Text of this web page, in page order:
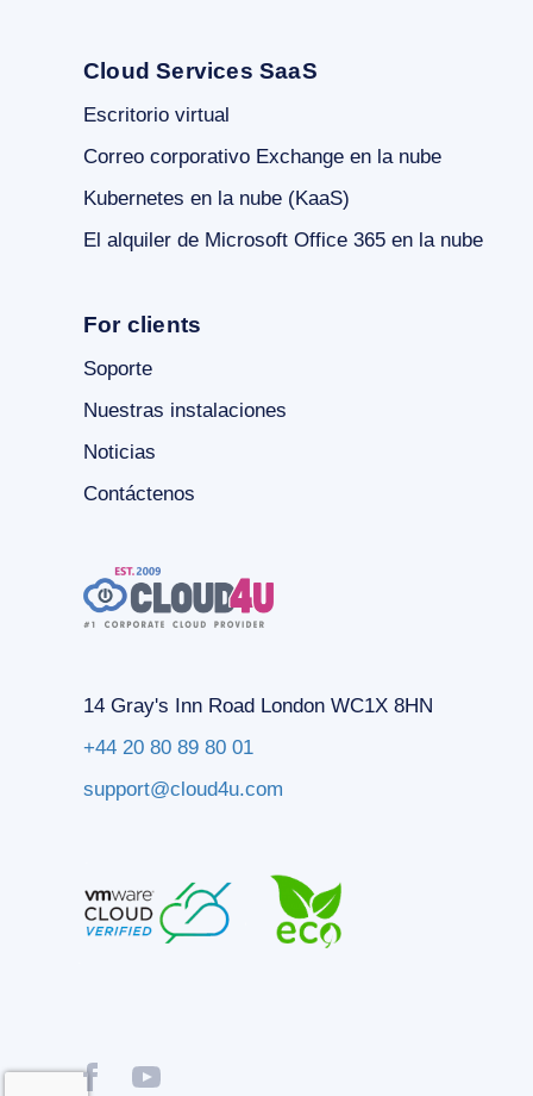
Cloud Services SaaS
Escritorio virtual
Correo corporativo Exchange en la nube
Kubernetes en la nube (KaaS)
El alquiler de Microsoft Office 365 en la nube
For clients
Soporte
Nuestras instalaciones
Noticias
Contáctenos
14 Gray's Inn Road London WC1X 8HN
+44 20 80 89 80 01
support@cloud4u.com